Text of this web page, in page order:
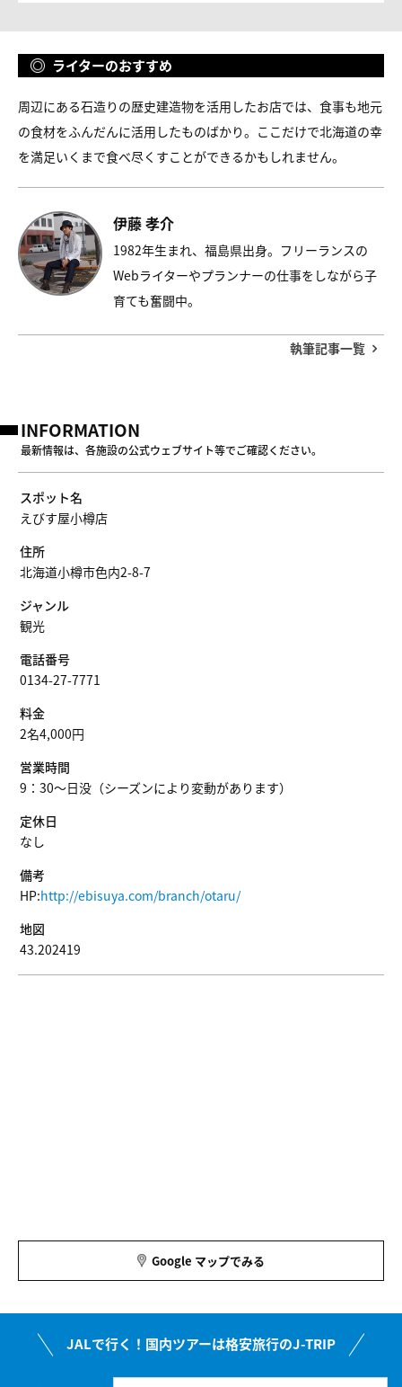
ライターのおすすめ
周辺にある石造りの歴史建造物を活用したお店では、食事も地元
の食材をふんだんに活用したものばかり。ここだけで北海道の幸
を満足いくまで食べ尽くすことができるかもしれません。
伊藤 孝介
1982年生まれ、福島県出身。フリーランスの
Webライターやプランナーの仕事をしながら子
育ても奮闘中。
執筆記事一覧
INFORMATION
最新情報は、各施設の公式ウェブサイト等でご確認ください。
スポット名
えびす屋小樽店
住所
北海道小樽市色内2-8-7
ジャンル
観光
電話番号
0134-27-7771
料金
2名4,000円
営業時間
9：30～日没（シーズンにより変動があります）
定休日
なし
備考
HP:http://ebisuya.com/branch/otaru/
地図
43.202419
Google マップでみる
JALで行く！国内ツアーは格安旅行のJ-TRIP